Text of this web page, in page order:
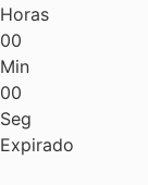
Horas
00
Min
00
Seg
Expirado